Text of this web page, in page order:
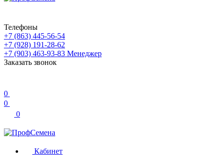
Телефоны
+7 (863) 445-56-54
+7 (928) 191-28-62
+7 (903) 463-93-83 Менеджер
Заказать звонок
0
0
0
Кабинет